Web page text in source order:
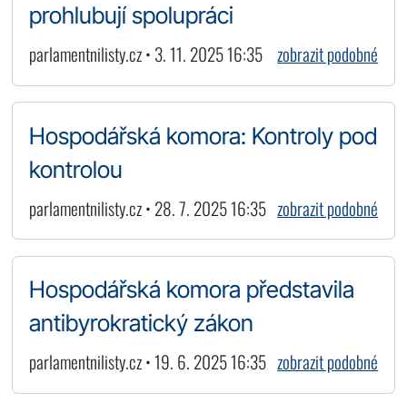
prohlubují spolupráci
parlamentnilisty.cz • 3. 11. 2025 16:35 zobrazit podobné
Hospodářská komora: Kontroly pod
kontrolou
parlamentnilisty.cz • 28. 7. 2025 16:35 zobrazit podobné
Hospodářská komora představila
antibyrokratický zákon
parlamentnilisty.cz • 19. 6. 2025 16:35 zobrazit podobné